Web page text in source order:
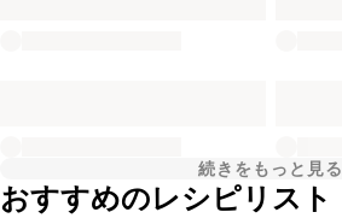
続きをもっと見る
おすすめのレシピリスト